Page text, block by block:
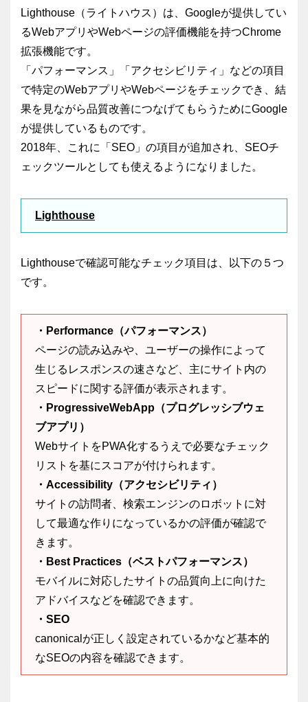
Lighthouse（ライトハウス）は、Googleが提供してい
るWebアプリやWebページの評価機能を持つChrome
拡張機能です。
「パフォーマンス」「アクセシビリティ」などの項目
で特定のWebアプリやWebページをチェックでき、結
果を見ながら品質改善につなげてもらうためにGoogle
が提供しているものです。
2018年、これに「SEO」の項目が追加され、SEOチ
ェックツールとしても使えるようになりました。
Lighthouse
Lighthouseで確認可能なチェック項目は、以下の５つ
です。
・Performance（パフォーマンス）
ページの読み込みや、ユーザーの操作によって
生じるレスポンスの速さなど、主にサイト内の
スピードに関する評価が表示されます。
・ProgressiveWebApp（プログレッシブウェ
ブアプリ）
WebサイトをPWA化するうえで必要なチェック
リストを基にスコアが付けられます。
・Accessibility（アクセシビリティ）
サイトの訪問者、検索エンジンのロボットに対
して最適な作りになっているかの評価が確認で
きます。
・Best Practices（ベストパフォーマンス）
モバイルに対応したサイトの品質向上に向けた
アドバイスなどを確認できます。
・SEO
canonicalが正しく設定されているかなど基本的
なSEOの内容を確認できます。